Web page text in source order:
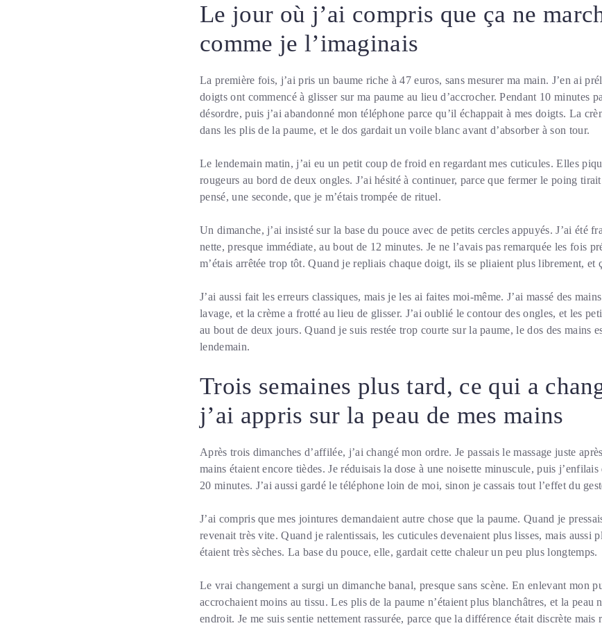
Le jour où j’ai compris que ça ne
comme je l’imaginais
La première fois, j’ai pris un baume riche à 47 euros, sans mesurer ma main. J’en ai
doigts ont commencé à glisser sur ma paume au lieu d’accrocher. Pendant 10 minutes
désordre, puis j’ai abandonné mon téléphone parce qu’il échappait à mes doigts. La
dans les plis de la paume, et le dos gardait un voile blanc avant d’absorber à son tour.
Le lendemain matin, j’ai eu un petit coup de froid en regardant mes cuticules. Elles
rougeurs au bord de deux ongles. J’ai hésité à continuer, parce que fermer le poing tirait
pensé, une seconde, que je m’étais trompée de rituel.
Un dimanche, j’ai insisté sur la base du pouce avec de petits cercles appuyés. J’ai été
nette, presque immédiate, au bout de 12 minutes. Je ne l’avais pas remarquée les fois
m’étais arrêtée trop tôt. Quand je repliais chaque doigt, ils se pliaient plus librement, et
J’ai aussi fait les erreurs classiques, mais je les ai faites moi-même. J’ai massé des
lavage, et la crème a frotté au lieu de glisser. J’ai oublié le contour des ongles, et les
au bout de deux jours. Quand je suis restée trop courte sur la paume, le dos des mains
lendemain.
Trois semaines plus tard, ce qui a
j’ai appris sur la peau de mes mains
Après trois dimanches d’affilée, j’ai changé mon ordre. Je passais le massage juste
mains étaient encore tièdes. Je réduisais la dose à une noisette minuscule, puis
20 minutes. J’ai aussi gardé le téléphone loin de moi, sinon je cassais tout l’effet du
J’ai compris que mes jointures demandaient autre chose que la paume. Quand je
revenait très vite. Quand je ralentissais, les cuticules devenaient plus lisses, mais aussi
étaient très sèches. La base du pouce, elle, gardait cette chaleur un peu plus longtemps.
Le vrai changement a surgi un dimanche banal, presque sans scène. En enlevant mon
accrochaient moins au tissu. Les plis de la paume n’étaient plus blanchâtres, et la peau
endroit. Je me suis sentie nettement rassurée, parce que la différence était discrète mais